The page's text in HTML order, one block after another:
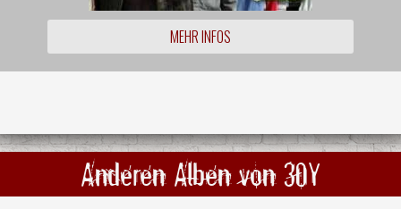
MEHR INFOS
Anderen Alben von 30Y